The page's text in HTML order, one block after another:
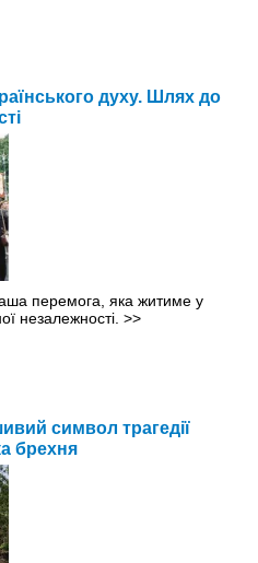
духу. Шлях до
перемога, яка житиме у
незалежності. >>
символ трагедії
брехня